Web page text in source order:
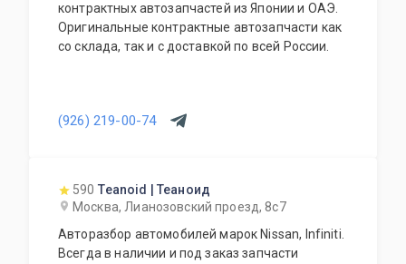
контрактных автозапчастей из Японии и ОАЭ.
Оригинальные контрактные автозапчасти как
со склада, так и с доставкой по всей России.
(926) 219-00-74
590 Teanoid | Теаноид
Москва, Лианозовский проезд, 8с7
Авторазбор автомобилей марок Nissan, Infiniti.
Всегда в наличии и под заказ запчасти